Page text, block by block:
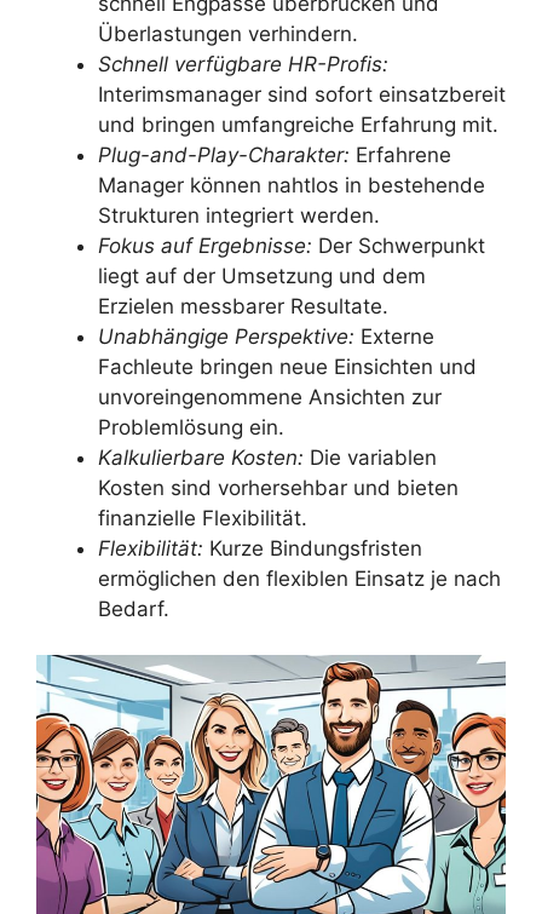
Überlastungen verhindern.
Schnell verfügbare HR-Profis:
Interimsmanager sind sofort einsatzbereit
und bringen umfangreiche Erfahrung mit.
Plug-and-Play-Charakter: Erfahrene
Manager können nahtlos in bestehende
Strukturen integriert werden.
Fokus auf Ergebnisse: Der Schwerpunkt
liegt auf der Umsetzung und dem
Erzielen messbarer Resultate.
Unabhängige Perspektive: Externe
Fachleute bringen neue Einsichten und
unvoreingenommene Ansichten zur
Problemlösung ein.
Kalkulierbare Kosten: Die variablen
Kosten sind vorhersehbar und bieten
finanzielle Flexibilität.
Flexibilität: Kurze Bindungsfristen
ermöglichen den flexiblen Einsatz je nach
Bedarf.